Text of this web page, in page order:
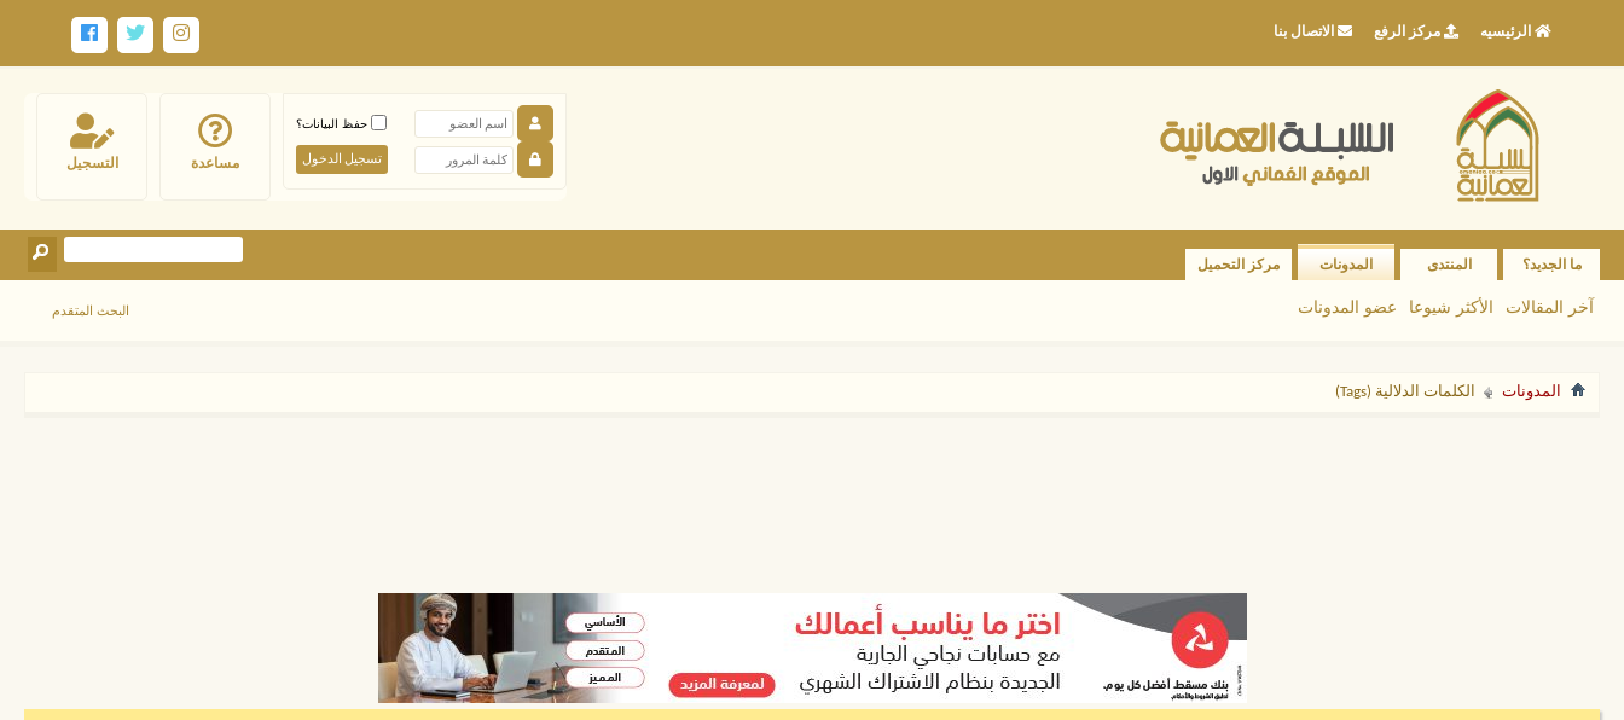
الرئيسيه مركز الرفع الاتصال بنا
التسجيل مساعدة
حفظ البيانات؟
ما الجديد؟ المنتدى المدونات
آخر المقالات الأكثر شيوعا عضو المدونات
مركز التحميل
البحث المتقدم
المدونات الكلمات الدلالية (Tags)